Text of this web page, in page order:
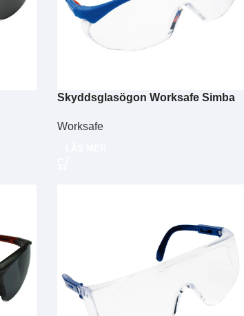
Skyddsglasögon Worksafe Simba
Worksafe